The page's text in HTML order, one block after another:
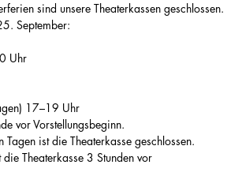
sind unsere Theaterkassen geschlossen.
September:
Uhr
17–19 Uhr
vor Vorstellungsbeginn.
Tagen ist die Theaterkasse geschlossen.
Theaterkasse 3 Stunden vor